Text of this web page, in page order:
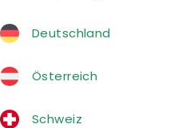
Deutschland
Österreich
Schweiz